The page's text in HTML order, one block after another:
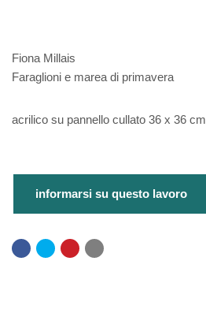
Fiona Millais
Faraglioni e marea di primavera
acrilico su pannello cullato 36 x 36 cm